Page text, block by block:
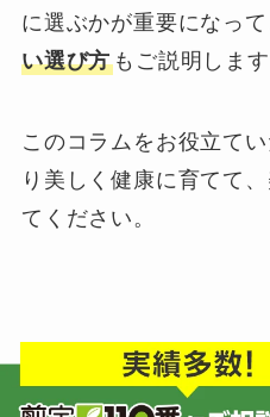
に選ぶかが重要になって
い選び方 もご説明します
このコラムをお役立て
り美しく健康に育てて
てください。